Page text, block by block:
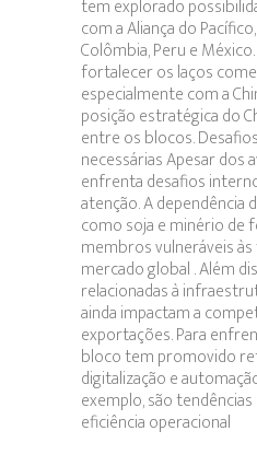
tem explorado
com a Aliança do
Colômbia, Peru e
fortalecer os laços
especialmente com a
posição estratégica do
entre os blocos.
necessárias Apesar dos
enfrenta desafios
atenção. A dependência
como soja e minério de
membros vulneráveis
mercado global . Além
relacionadas à
ainda impactam a
exportações. Para
bloco tem promovido
digitalização e
exemplo, são
eficiência operacional